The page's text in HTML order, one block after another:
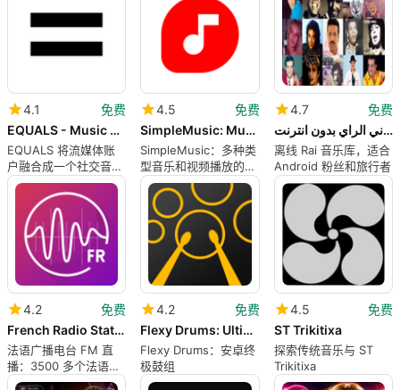
4.1
免费
EQUALS - Music Social Network
EQUALS 将流媒体账
户融合成一个社交音乐
发现中心
4.5
免费
SimpleMusic: Music and Videos
SimpleMusic：多种类
型音乐和视频播放的紧
凑型安卓播放器
4.7
免费
أحسن أغاني الراي بدون انترنت
离线 Rai 音乐库，适合
Android 粉丝和旅行者
4.2
免费
French Radio Stations FM Live
法语广播电台 FM 直
播：3500 多个法语电
台在安卓上
4.2
免费
Flexy Drums: Ultimate Drum Set
Flexy Drums：安卓终
极鼓组
4.5
免费
ST Trikitixa
探索传统音乐与 ST
Trikitixa